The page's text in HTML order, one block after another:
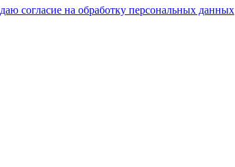
даю согласие на обработку персональных данных